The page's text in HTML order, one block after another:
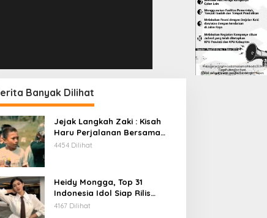
Banyak Dilihat
Jejak Langkah Zaki : Kisah
Haru Perjalanan Bersama
Daeng Anpes
4454 Dilihat
Heidy Mongga, Top 31
Indonesia Idol Siap Rilis
Single Terbaru
4167 Dilihat